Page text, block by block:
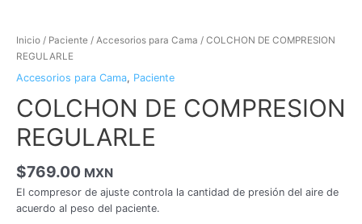
Inicio / Paciente / Accesorios para Cama / COLCHON DE COMPRESION
REGULARLE
Accesorios para Cama, Paciente
COLCHON DE COMPRESION
REGULARLE
$769.00 MXN
El compresor de ajuste controla la cantidad de presión del aire de
acuerdo al peso del paciente.